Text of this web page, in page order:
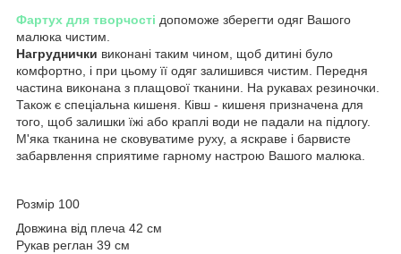
Фартух для творчості допоможе зберегти одяг Вашого
малюка чистим.
Нагруднички виконані таким чином, щоб дитині було
комфортно, і при цьому її одяг залишився чистим. Передня
частина виконана з плащової тканини. На рукавах резиночки.
Також є спеціальна кишеня. Ківш - кишеня призначена для
того, щоб залишки їжі або краплі води не падали на підлогу.
М'яка тканина не сковуватиме руху, а яскраве і барвисте
забарвлення сприятиме гарному настрою Вашого малюка.
Розмір 100
Довжина від плеча 42 см
Рукав реглан 39 см